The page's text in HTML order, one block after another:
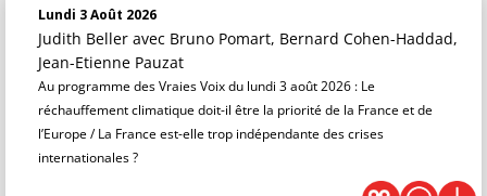
Lundi 3 Août 2026
Judith Beller avec Bruno Pomart, Bernard Cohen-Haddad,
Jean-Etienne Pauzat
Au programme des Vraies Voix du lundi 3 août 2026 : Le
réchauffement climatique doit-il être la priorité de la France et de
l’Europe / La France est-elle trop indépendante des crises
internationales ?